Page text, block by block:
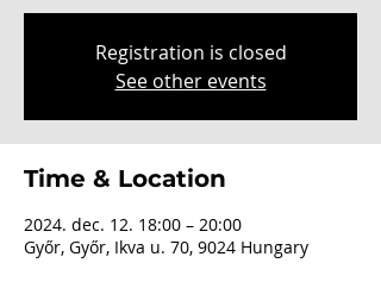
Registration is closed
See other events
Time & Location
2024. dec. 12. 18:00 – 20:00
Győr, Győr, Ikva u. 70, 9024 Hungary